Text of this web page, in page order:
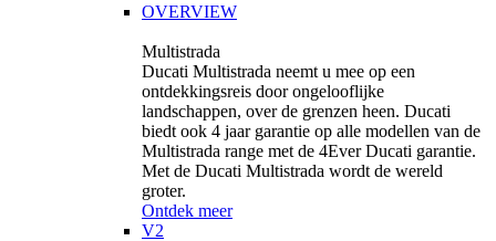
OVERVIEW
Multistrada
Ducati Multistrada neemt u mee op een
ontdekkingsreis door ongelooflijke
landschappen, over de grenzen heen. Ducati
biedt ook 4 jaar garantie op alle modellen van de
Multistrada range met de 4Ever Ducati garantie.
Met de Ducati Multistrada wordt de wereld
groter.
Ontdek meer
V2